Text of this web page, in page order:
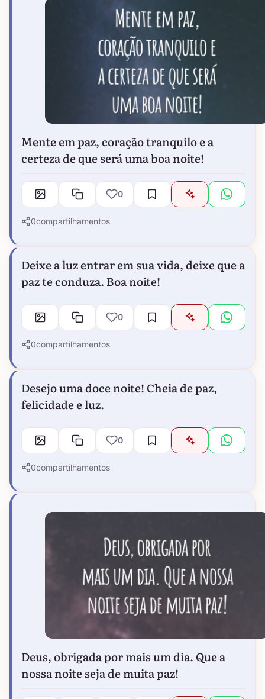
Mente em paz, coração tranquilo e a
certeza de que será uma boa noite!
0
0compartilhamentos
Deixe a luz entrar em sua vida, deixe que a
paz te conduza. Boa noite!
0
0compartilhamentos
Desejo uma doce noite! Cheia de paz,
felicidade e luz.
0
0compartilhamentos
Deus, obrigada por mais um dia. Que a
nossa noite seja de muita paz!